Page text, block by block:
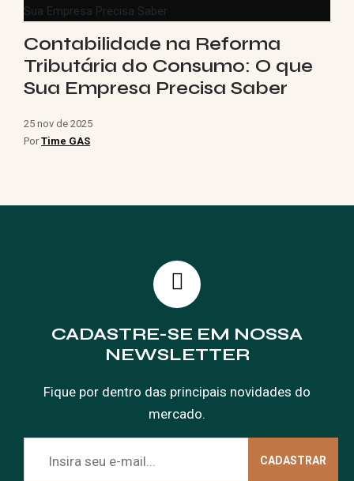
Contabilidade na Reforma
Tributária do Consumo: O que
Sua Empresa Precisa Saber
25 nov de 2025
Por Time GAS
CADASTRE-SE EM NOSSA
NEWSLETTER
Fique por dentro das principais novidades do
mercado.